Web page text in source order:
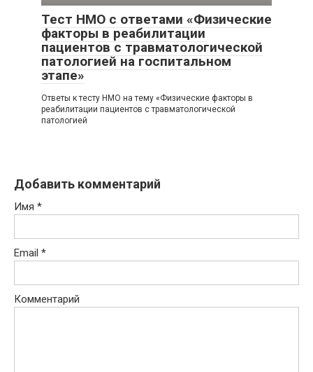
Тест НМО с ответами «Физические
факторы в реабилитации
пациентов с травматологической
патологией на госпитальном
этапе»
Ответы к тесту НМО на тему «Физические факторы в
реабилитации пациентов с травматологической
патологией
Добавить комментарий
Имя *
Email *
Комментарий